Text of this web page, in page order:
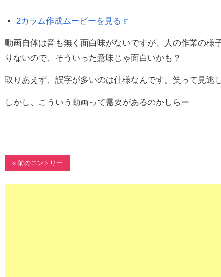
2カラム作成ムービーを見る
動画自体は音も無く面白味がないですが、人の作業の様
りないので、そういった意味じゃ面白いかも？
取りあえず、誤字が多いのは仕様なんです。笑って見逃
しかし、こういう動画って需要があるのかしらー
« 前のエントリー